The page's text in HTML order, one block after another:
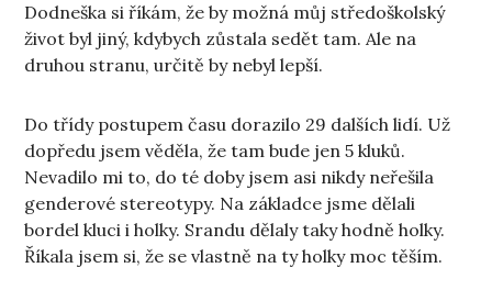
Dodneška si říkám, že by možná můj středoškolský
život byl jiný, kdybych zůstala sedět tam. Ale na
druhou stranu, určitě by nebyl lepší.
Do třídy postupem času dorazilo 29 dalších lidí. Už
dopředu jsem věděla, že tam bude jen 5 kluků.
Nevadilo mi to, do té doby jsem asi nikdy neřešila
genderové stereotypy. Na základce jsme dělali
bordel kluci i holky. Srandu dělaly taky hodně holky.
Říkala jsem si, že se vlastně na ty holky moc těším.